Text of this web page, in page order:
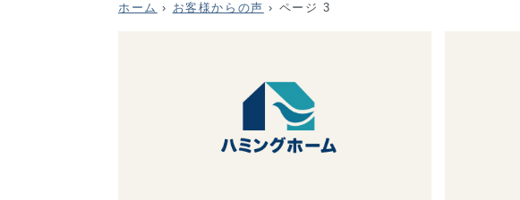
ホーム › お客様からの声 › ページ 3